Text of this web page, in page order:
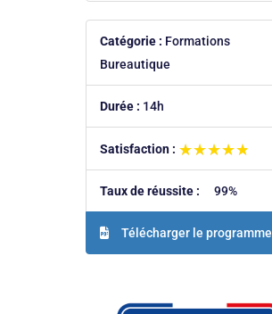
Catégorie : Formations
Bureautique
Durée : 14h
Satisfaction : ★★★★★
★★★★★
Taux de réussite : 99%
Télécharger le programme